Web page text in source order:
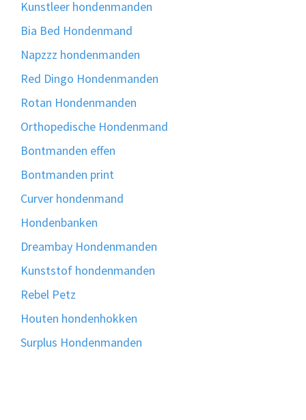
Kunstleer hondenmanden
Bia Bed Hondenmand
Napzzz hondenmanden
Red Dingo Hondenmanden
Rotan Hondenmanden
Orthopedische Hondenmand
Bontmanden effen
Bontmanden print
Curver hondenmand
Hondenbanken
Dreambay Hondenmanden
Kunststof hondenmanden
Rebel Petz
Houten hondenhokken
Surplus Hondenmanden